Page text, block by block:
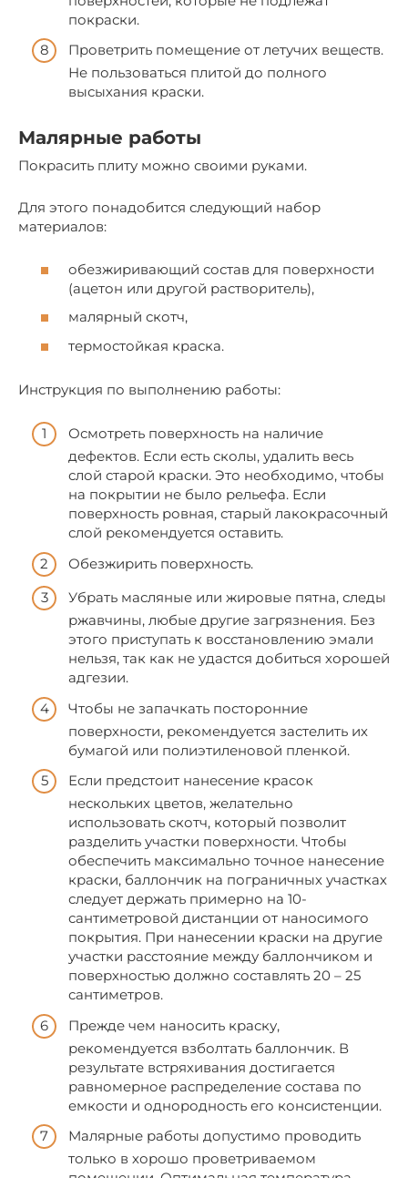
покраски.
Проветрить помещение от летучих веществ.
Не пользоваться плитой до полного
высыхания краски.
Малярные работы
Покрасить плиту можно своими руками.
Для этого понадобится следующий набор
материалов:
обезжиривающий состав для поверхности
(ацетон или другой растворитель),
малярный скотч,
термостойкая краска.
Инструкция по выполнению работы:
Осмотреть поверхность на наличие
дефектов. Если есть сколы, удалить весь
слой старой краски. Это необходимо, чтобы
на покрытии не было рельефа. Если
поверхность ровная, старый лакокрасочный
слой рекомендуется оставить.
Обезжирить поверхность.
Убрать масляные или жировые пятна, следы
ржавчины, любые другие загрязнения. Без
этого приступать к восстановлению эмали
нельзя, так как не удастся добиться хорошей
адгезии.
Чтобы не запачкать посторонние
поверхности, рекомендуется застелить их
бумагой или полиэтиленовой пленкой.
Если предстоит нанесение красок
нескольких цветов, желательно
использовать скотч, который позволит
разделить участки поверхности. Чтобы
обеспечить максимально точное нанесение
краски, баллончик на пограничных участках
следует держать примерно на 10-
сантиметровой дистанции от наносимого
покрытия. При нанесении краски на другие
участки расстояние между баллончиком и
поверхностью должно составлять 20 – 25
сантиметров.
Прежде чем наносить краску,
рекомендуется взболтать баллончик. В
результате встряхивания достигается
равномерное распределение состава по
емкости и однородность его консистенции.
Малярные работы допустимо проводить
только в хорошо проветриваемом